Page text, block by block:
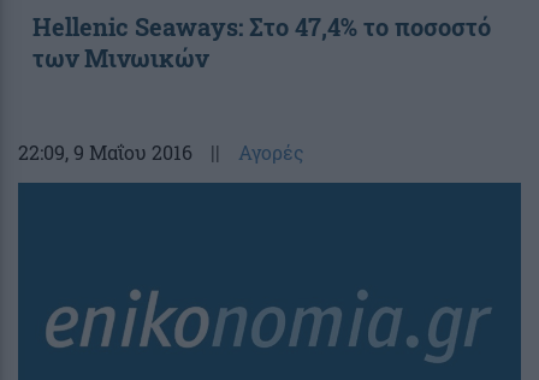
Hellenic Seaways: Στο 47,4% το ποσοστό
των Μινωικών
22:09, 9 Μαΐου 2016 || Αγορές